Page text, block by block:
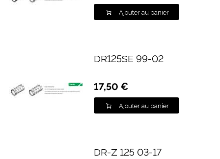
Ajouter au panier
DR125SE 99-02
17,50 €
Ajouter au panier
DR-Z 125 03-17